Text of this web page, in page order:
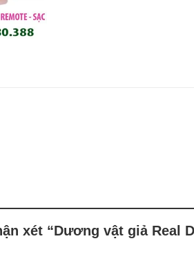
xét “Dương vật giả Real